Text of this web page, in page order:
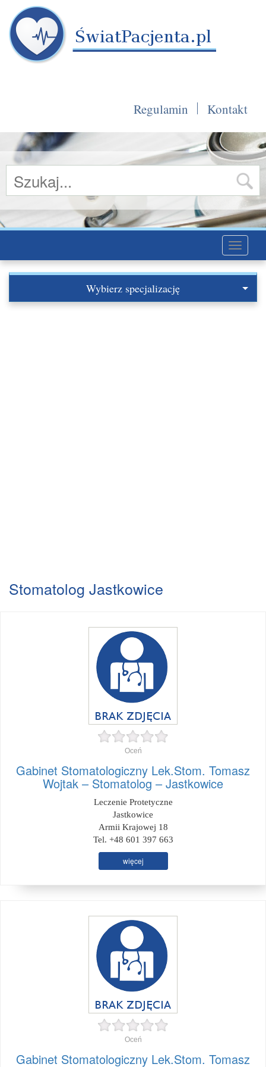
Regulamin Kontakt
Toggle
Wybierz specjalizację
Stomatolog Jastkowice
Oceń
Gabinet Stomatologiczny Lek.Stom. Tomasz
Wojtak – Stomatolog – Jastkowice
Leczenie Protetyczne
Jastkowice
Armii Krajowej 18
Tel. +48 601 397 663
więcej
Oceń
Gabinet Stomatologiczny Lek.Stom. Tomasz